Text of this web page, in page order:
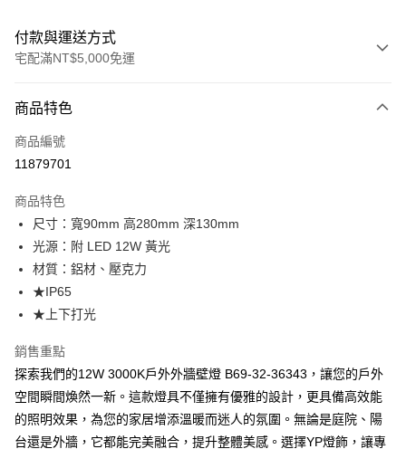
付款與運送方式
宅配滿NT$5,000免運
信用卡一次付款
LINE Pay
街口支付
悠遊付
Google Pay
全盈+PAY
AFTEE先享後付
相關說明
【關於「AFTEE先享後付」】
AFTEE先享後付是「在收到商品之後才付款」的支付方式。 讓您購物簡單
便利好安心！
１．簡單：不需註冊會員、不需綁卡、不需儲值。
商品特色
商品編號
11879701
商品特色
尺寸：寬90mm 高280mm 深130mm
光源：附 LED 12W 黃光
材質：鋁材、壓克力
★IP65
★上下打光
銷售重點
探索我們的12W 3000K戶外外牆壁燈 B69-32-36343，讓您的戶外
空間瞬間煥然一新。這款燈具不僅擁有優雅的設計，更具備高效能
的照明效果，為您的家居增添溫暖而迷人的氛圍。無論是庭院、陽
台還是外牆，它都能完美融合，提升整體美感。選擇YP燈飾，讓專